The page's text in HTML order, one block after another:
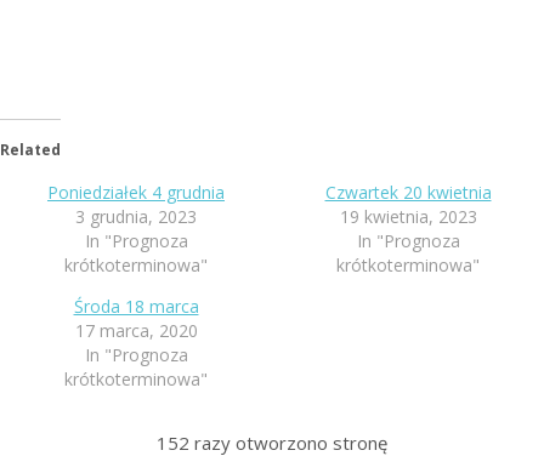
Related
Poniedziałek 4 grudnia
3 grudnia, 2023
In "Prognoza
krótkoterminowa"
Czwartek 20 kwietnia
19 kwietnia, 2023
In "Prognoza
krótkoterminowa"
Środa 18 marca
17 marca, 2020
In "Prognoza
krótkoterminowa"
152 razy otworzono stronę